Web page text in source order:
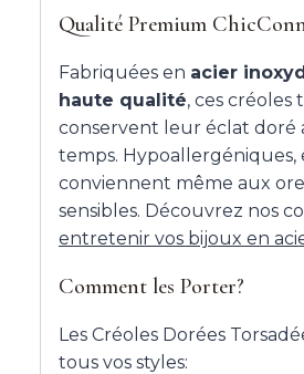
Qualité Premium
Fabriquées en acier
haute qualité, ces créoles
conservent leur éclat doré
temps. Hypoallergéniques,
conviennent même aux
sensibles. Découvrez nos
entretenir vos bijoux en
Comment les Porter?
Les Créoles Dorées
tous vos styles: